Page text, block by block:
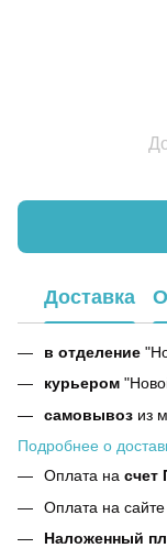
Доставка
в отделение
курьером
самовывоз из
Подробнее о
Оплата на счет
Оплата на сайте
Наложенный